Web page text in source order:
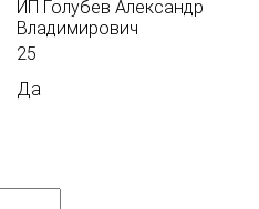
ИП Голубев Александр
Владимирович
25
Да